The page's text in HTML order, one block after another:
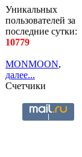
Уникальных
пользователей за
последние сутки:
10779
MONMOON,
далее...
Счетчики